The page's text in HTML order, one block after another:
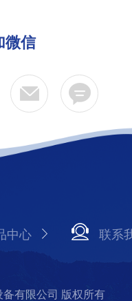
微信
中心 联系
有限公司 版权所有